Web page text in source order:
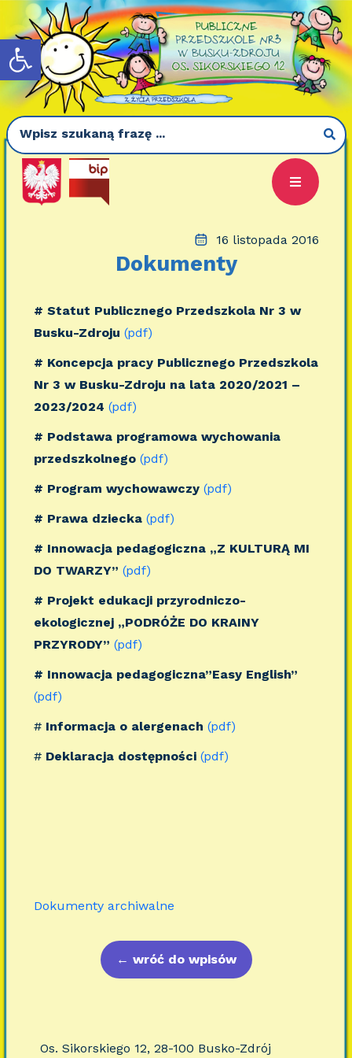
Otwórz pasek narzędzi
16 listopada 2016
Dokumenty
# Statut Publicznego Przedszkola Nr 3 w
Busku-Zdroju (pdf)
# Koncepcja pracy Publicznego Przedszkola
Nr 3 w Busku-Zdroju na lata 2020/2021 –
2023/2024 (pdf)
# Podstawa programowa wychowania
przedszkolnego (pdf)
# Program wychowawczy (pdf)
# Prawa dziecka (pdf)
# Innowacja pedagogiczna „Z KULTURĄ MI
DO TWARZY” (pdf)
# Projekt edukacji przyrodniczo-
ekologicznej „PODRÓŻE DO KRAINY
PRZYRODY” (pdf)
# Innowacja pedagogiczna”Easy English”
(pdf)
#Informacja o alergenach (pdf)
# Deklaracja dostępności (pdf)
Dokumenty archiwalne
← wróć do wpisów
Os. Sikorskiego 12, 28-100 Busko-Zdrój